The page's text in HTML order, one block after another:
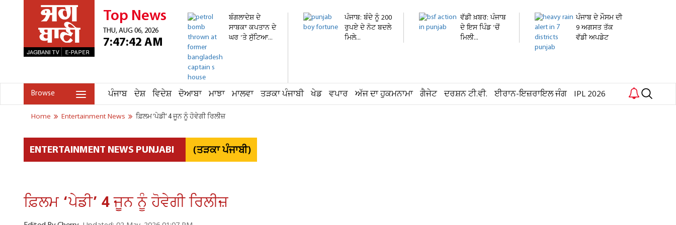
Top News
THU, AUG 06, 2026
7:47:42 AM
ਬੰਗਲਾਦੇਸ਼ ਦੇ
ਸਾਬਕਾ ਕਪਤਾਨ ਦੇ
ਘਰ 'ਤੇ ਸੁੱਟਿਆ...
ਪੰਜਾਬ: ਬੰਦੇ ਨੂੰ 200
ਰੁਪਏ ਦੇ ਨੋਟ ਬਦਲੇ
ਮਿਲੇ...
ਵੱਡੀ ਖ਼ਬਰ: ਪੰਜਾਬ
ਦੇ ਇਸ ਪਿੰਡ 'ਚੋਂ
ਮਿਲੀ...
ਪੰਜਾਬ ਦੇ ਮੌਸਮ ਦੀ
9 ਅਗਸਤ ਤੱਕ
ਵੱਡੀ ਅਪਡੇਟ
Browse ਪੰਜਾਬ ਦੇਸ਼ ਵਿਦੇਸ਼ ਦੋਆਬਾ ਮਾਝਾ ਮਾਲਵਾ ਤੜਕਾ ਪੰਜਾਬੀ ਖੇਡ ਵਪਾਰ ਅੱਜ ਦਾ ਹੁਕਮਨਾਮਾ ਗੈਜੇਟ ਦਰਸ਼ਨ ਟੀ.ਵੀ. ਈਰਾਨ-ਇਜ਼ਰਾਇਲ ਜੰਗ IPL 2026
Home Entertainment News ਫ਼ਿਲਮ ‘ਪੇਡੀ’ 4 ਜੂਨ ਨੂੰ ਹੋਵੇਗੀ ਰਿਲੀਜ਼
ENTERTAINMENT NEWS PUNJABI (ਤੜਕਾ ਪੰਜਾਬੀ)
ਫ਼ਿਲਮ ‘ਪੇਡੀ’ 4 ਜੂਨ ਨੂੰ ਹੋਵੇਗੀ ਰਿਲੀਜ਼